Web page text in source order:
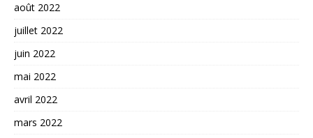
août 2022
juillet 2022
juin 2022
mai 2022
avril 2022
mars 2022